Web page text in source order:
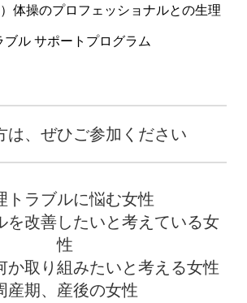
体操のプロフェッショナルとの生理
ブル サポートプログラム
は、ぜひご参加ください
トラブルに悩む女性
を改善したいと考えている女
性
か取り組みたいと考える女性
産期、産後の女性